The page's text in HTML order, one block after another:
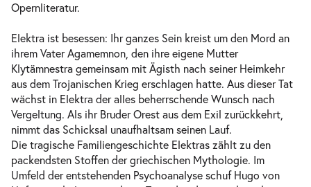
Elektra
03.06.2027
Do. 03.06.2027
19:30–21:15 Uhr
Tickets
Elektra-
Sa.
12.06.2027
Sa. 12.06.2027
Tickets
Opernliteratur.
Elektra ist besessen: Ihr ganzes Sein kreist um den Mord an
ihrem Vater Agamemnon, den ihre eigene Mutter
Klytämnestra gemeinsam mit Ägisth nach seiner Heimkehr
aus dem Trojanischen Krieg erschlagen hatte. Aus dieser Tat
wächst in Elektra der alles beherrschende Wunsch nach
Vergeltung. Als ihr Bruder Orest aus dem Exil zurückkehrt,
nimmt das Schicksal unaufhaltsam seinen Lauf.
Die tragische Familiengeschichte Elektras zählt zu den
packendsten Stoffen der griechischen Mythologie. Im
Umfeld der entstehenden Psychoanalyse schuf Hugo von